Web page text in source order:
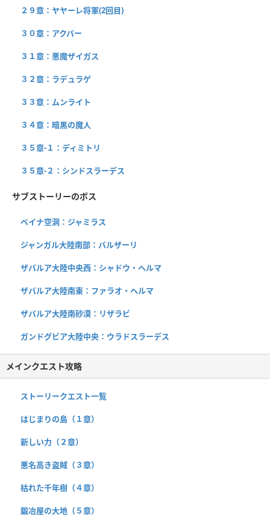
２９章：ヤヤーレ将軍(2回目)
３０章：アクバー
３１章：悪魔ザイガス
３２章：ラデュラゲ
３３章：ムンライト
３４章：暗黒の魔人
３５章-１：ディミトリ
３５章-２：シンドスラーデス
サブストーリーのボス
ベイナ空洞：ジャミラス
ジャンガル大陸南部：バルザーリ
ザバルア大陸中央西：シャドウ・ヘルマ
ザバルア大陸南東：ファラオ・ヘルマ
ザバルア大陸南砂漠：リザラビ
ガンドグビア大陸中央：ウラドスラーデス
メインクエスト攻略
ストーリークエスト一覧
はじまりの島（１章）
新しい力（２章）
悪名高き盗賊（３章）
枯れた千年樹（４章）
鍛冶屋の大地（５章）